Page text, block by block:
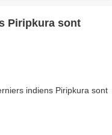
Piripkura sont